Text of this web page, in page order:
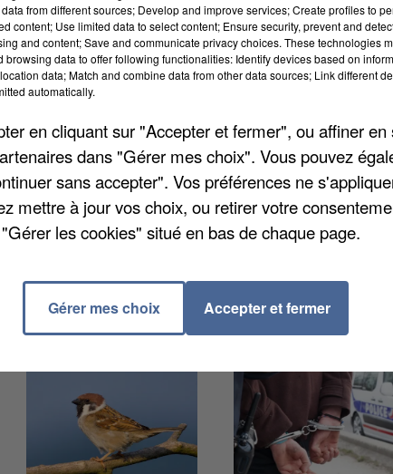
l'ancienne Picardie et le feu Nord-Pas-de-
qui compose désormais le nord de la
choisir le nom « Hauts-de-France », avec le
en fin de matinée, le nouveau nom a finalement
from different sources; Develop and improve services; Create profiles to
content; Use limited data to select content; Ensure security, prevent and
and content; Save and communicate privacy choices. These technologies
browsing data to offer following functionalities: Identify devices based on
data; Match and combine data from other data sources; Link different
automatically.
en cliquant sur "Accepter et fermer", ou affiner en
dans "Gérer mes choix". Vous pouvez
sans accepter". Vos préférences ne
mettre à jour vos choix, ou retirer votre
les cookies" situé en bas de chaque page.
Gérer mes choix Accepter et fermer